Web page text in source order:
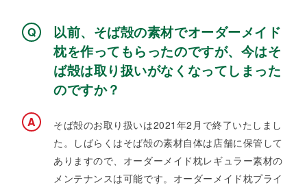
以前、そば殻の素材でオーダーメイド
枕を作ってもらったのですが、今はそ
ば殻は取り扱いがなくなってしまった
のですか？
そば殻のお取り扱いは2021年2月で終了いたしまし
た。しばらくはそば殻の素材自体は店舗に保管して
ありますので、オーダーメイド枕レギュラー素材の
メンテナンスは可能です。オーダーメイド枕プライ